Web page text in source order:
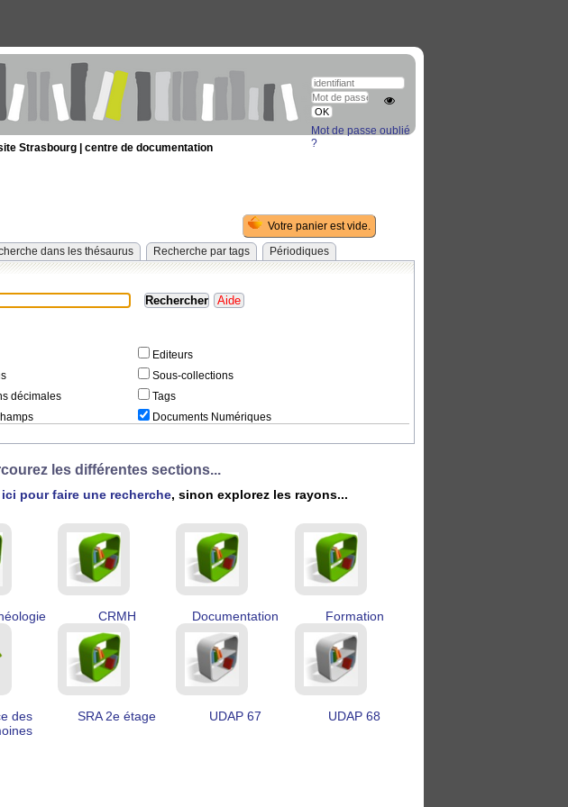
Strasbourg | centre de documentation
dans les thésaurus Recherche par tags
Périodiques
Editeurs
Sous-collections
décimales
Tags
Documents Numériques
les différentes sections...
pour faire une recherche, sinon explorez les rayons...
CRMH Documentation Formation
des
SRA 2e étage UDAP 67 UDAP 68
Mot de passe oublié
?